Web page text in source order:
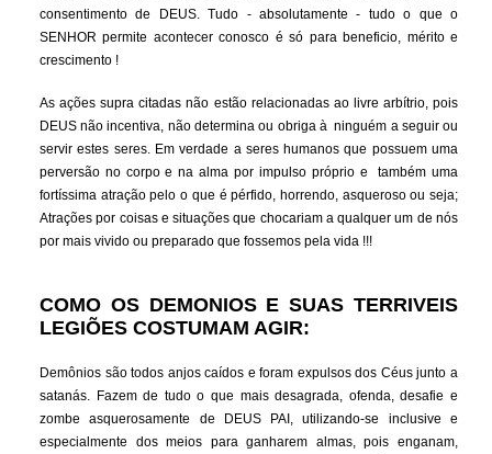
consentimento de DEUS. Tudo - absolutamente - tudo o que o
SENHOR permite acontecer conosco é só para beneficio, mérito e
crescimento !
As ações supra citadas não estão relacionadas ao livre arbítrio, pois
DEUS não incentiva, não determina ou obriga à ninguém a seguir ou
servir estes seres. Em verdade a seres humanos que possuem uma
perversão no corpo e na alma por impulso próprio e também uma
fortíssima atração pelo o que é pérfido, horrendo, asqueroso ou seja;
Atrações por coisas e situações que chocariam a qualquer um de nós
por mais vivido ou preparado que fossemos pela vida !!!
COMO OS DEMONIOS E SUAS TERRIVEIS
LEGIÕES COSTUMAM AGIR:
Demônios são todos anjos caídos e foram expulsos dos Céus junto a
satanás. Fazem de tudo o que mais desagrada, ofenda, desafie e
zombe asquerosamente de DEUS PAI, utilizando-se inclusive e
especialmente dos meios para ganharem almas, pois enganam,